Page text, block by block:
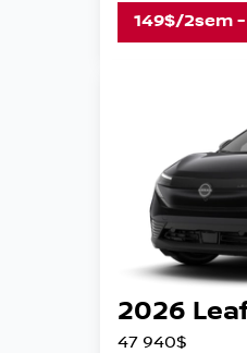
149$/2sem
2026
47 940$